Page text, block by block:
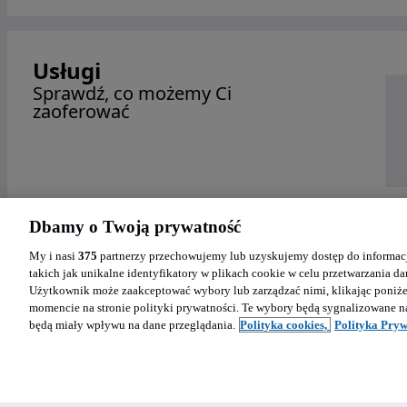
Usługi
Sprawdź, co możemy Ci
zaoferować
Dbamy o Twoją prywatność
My i nasi 375 partnerzy przechowujemy lub uzyskujemy dostęp do
takich jak unikalne identyfikatory w plikach cookie w celu przetwarzania
Użytkownik może zaakceptować wybory lub zarządzać nimi, klikając
momencie na stronie polityki prywatności. Te wybory będą sygnalizowane
będą miały wpływu na dane przeglądania. Polityka cookies, Polityka